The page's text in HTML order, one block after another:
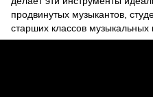
продвинутых музыкантов,
старших классов музыкальных